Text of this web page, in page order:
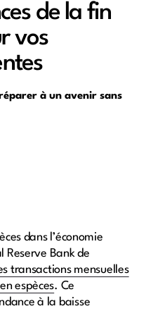
de la fin
vos
à un avenir sans
dans l’économie
Reserve Bank de
transactions mensuelles
espèces. Ce
à la baisse